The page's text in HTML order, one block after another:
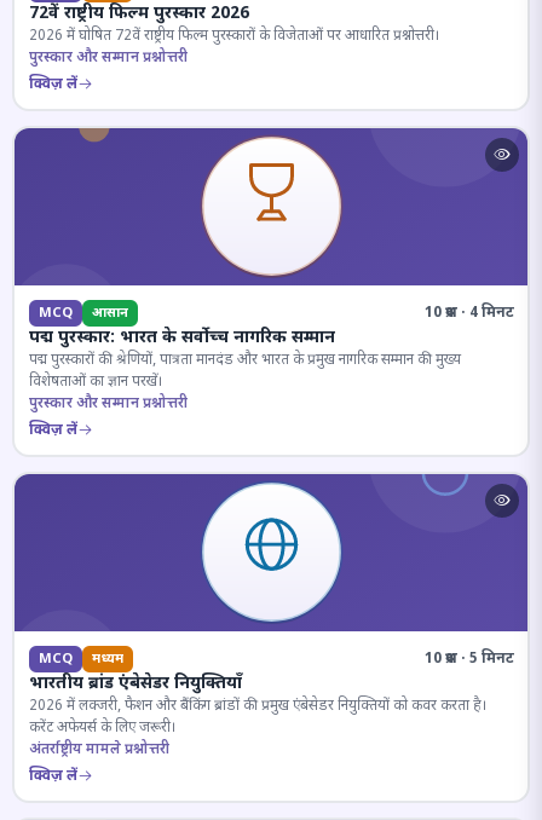
72वें राष्ट्रीय फिल्म पुरस्कार 2026
2026 में घोषित 72वें राष्ट्रीय फिल्म पुरस्कारों के विजेताओं पर आधारित प्रश्नोत्तरी।
पुरस्कार और सम्मान प्रश्नोत्तरी
क्विज़ लें
MCQ आसान 10 प्रश्न · 4 मिनट
पद्म पुरस्कार: भारत के सर्वोच्च नागरिक सम्मान
पद्म पुरस्कारों की श्रेणियों, पात्रता मानदंड और भारत के प्रमुख नागरिक सम्मान की मुख्य
विशेषताओं का ज्ञान परखें।
पुरस्कार और सम्मान प्रश्नोत्तरी
क्विज़ लें
MCQ मध्यम 10 प्रश्न · 5 मिनट
भारतीय ब्रांड एंबेसेडर नियुक्तियाँ
2026 में लक्जरी, फैशन और बैंकिंग ब्रांडों की प्रमुख एंबेसेडर नियुक्तियों को कवर करता है।
करेंट अफेयर्स के लिए जरूरी।
अंतर्राष्ट्रीय मामले प्रश्नोत्तरी
क्विज़ लें